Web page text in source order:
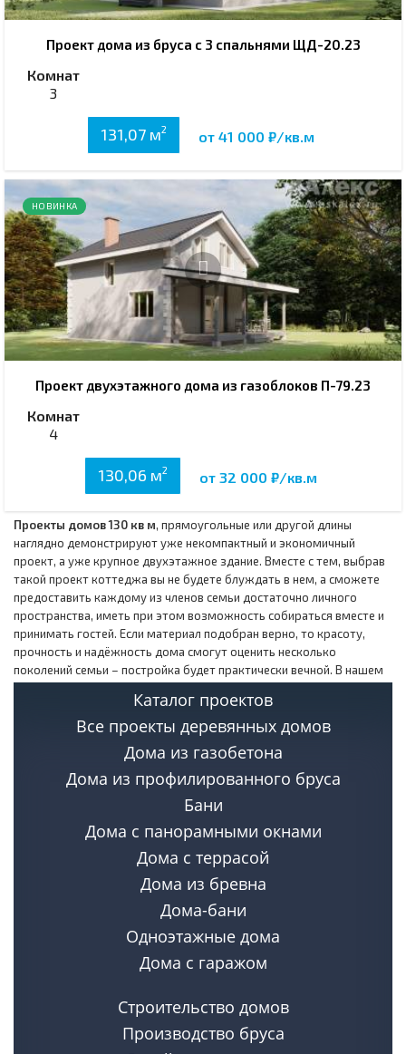
Проект дома из бруса с 3 спальнями ЩД-20.23
Комнат
3
131,07 м2 от 41 000 ₽/кв.м
НОВИНКА
Проект двухэтажного дома из газоблоков П-79.23
Комнат
4
130,06 м2 от 32 000 ₽/кв.м
Проекты домов 130 кв м, прямоугольные или другой длины
наглядно демонстрируют уже некомпактный и экономичный
проект, а уже крупное двухэтажное здание. Вместе с тем, выбрав
такой проект коттеджа вы не будете блуждать в нем, а сможете
предоставить каждому из членов семьи достаточно личного
пространства, иметь при этом возможность собираться вместе и
принимать гостей. Если материал подобран верно, то красоту,
прочность и надёжность дома смогут оценить несколько
поколений семьи – постройка будет практически вечной. В нашем
таких габаритов в два этажа, как с мансардой, так и с
полным вторым этажом.
В нашей компании вы можете заказатьстроительство домов из
строганного брусав Перми.
Каталог проектов
Все проекты деревянных домов
Дома из газобетона
Дома из профилированного бруса
Бани
Дома с панорамными окнами
Дома с террасой
Дома из бревна
Дома-бани
Одноэтажные дома
Дома с гаражом
Строительство домов
Производство бруса